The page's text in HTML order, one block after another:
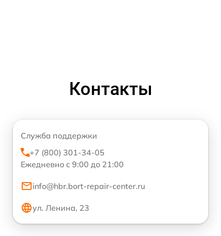
Контакты
Служба поддержки
+7 (800) 301-34-05
Ежедневно с 9:00 до 21:00
info@hbr.bort-repair-center.ru
ул. Ленина, 23